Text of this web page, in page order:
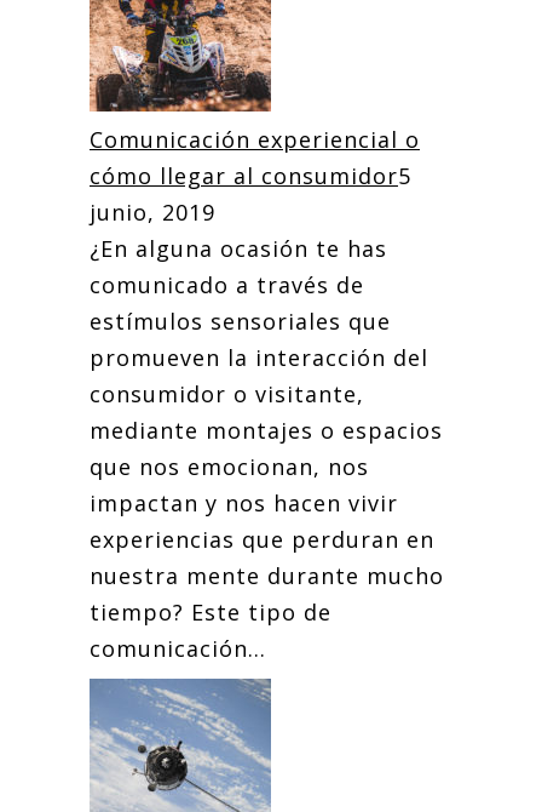
Comunicación experiencial o
cómo llegar al consumidor5
junio, 2019
¿En alguna ocasión te has
comunicado a través de
estímulos sensoriales que
promueven la interacción del
consumidor o visitante,
mediante montajes o espacios
que nos emocionan, nos
impactan y nos hacen vivir
experiencias que perduran en
nuestra mente durante mucho
tiempo? Este tipo de
comunicación...